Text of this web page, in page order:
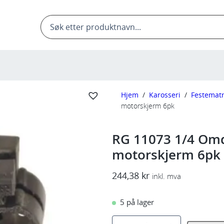
Products
search
Hjem / Karosseri /
motorskjerm 6pk
RG 11073 1/4
motorskjerm 6pk
244,38 kr inkl. mva
5 på lager